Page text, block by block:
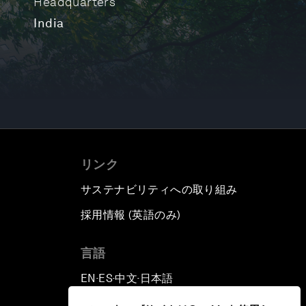
India
リンク
サステナビリティへの取り組み
採用情報 (英語のみ)
言語
EN ▪ES▪中文▪ 日本語